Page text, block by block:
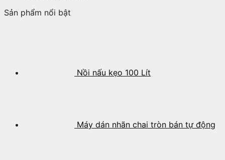
Sản phẩm nổi bật
Nồi nấu kẹo 100 Lít
Máy dán nhãn chai tròn bán tự động